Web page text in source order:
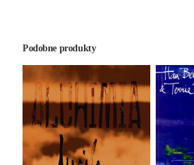
Podobne produkty